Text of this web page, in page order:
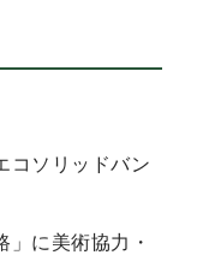
コソリッドバン
」に美術協力・